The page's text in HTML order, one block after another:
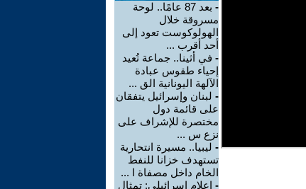
-
بعد 87 عامًا.. لوحة
مسروقة خلال
الهولوكوست تعود إلى
أحد أقرب ...
- في أثينا.. جماعة تُعيد
إحياء طقوس عبادة
الآلهة اليونانية الق ...
- لبنان وإسرائيل يتفقان
على قائمة دول
مختصرة للإشراف على
نزع س ...
- ليبيا.. مسيرة انتحارية
تستهدف خزانا للنفط
الخام داخل مصفاة ا ...
- إعلام إسرائيلي: تمثال